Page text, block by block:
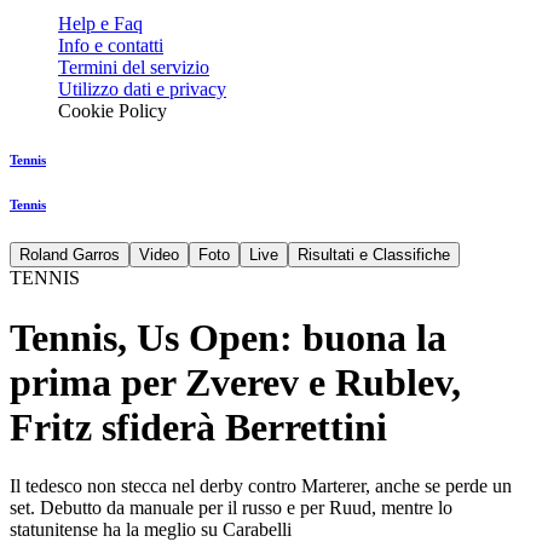
Help e Faq
Info e contatti
Termini del servizio
Utilizzo dati e privacy
Cookie Policy
Tennis
Tennis
Roland Garros Video Foto Live Risultati e Classifiche
TENNIS
Tennis, Us Open: buona la
prima per Zverev e Rublev,
Fritz sfiderà Berrettini
Il tedesco non stecca nel derby contro Marterer, anche se perde un
set. Debutto da manuale per il russo e per Ruud, mentre lo
statunitense ha la meglio su Carabelli